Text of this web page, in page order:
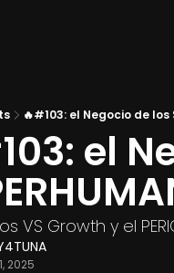
🔥#103: el Negocio de los
el
VS Growth y el
2025